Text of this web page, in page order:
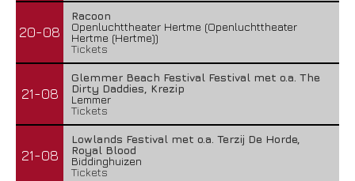
20-08
Racoon
Openluchttheater Hertme (Openluchttheater
Hertme (Hertme))
Tickets
21-08
Glemmer Beach Festival Festival met o.a. The
Dirty Daddies, Krezip
Lemmer
Tickets
21-08
Lowlands Festival met o.a. Terzij De Horde,
Royal Blood
Biddinghuizen
Tickets